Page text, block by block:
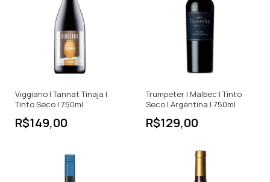
Viggiano | Tannat Tinaja |
Tinto Seco | 750ml
R$149,00
Trumpeter | Malbec | Tinto
Seco | Argentina | 750ml
R$129,00